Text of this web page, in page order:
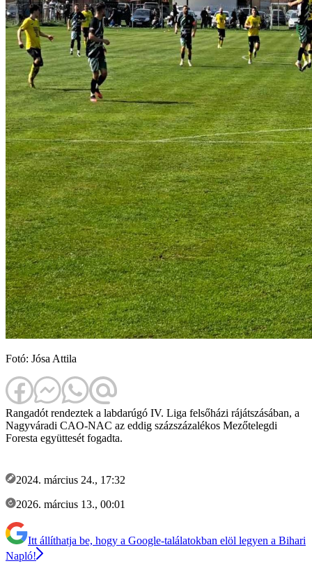
Fotó: Jósa Attila
Rangadót rendeztek a labdarúgó IV. Liga felsőházi rájátszásában, a
Nagyváradi CAO-NAC az eddig százszázalékos Mezőtelegdi
Foresta együttesét fogadta.
2024. március 24., 17:32
2026. március 13., 00:01
Itt állíthatja be, hogy a Google-találatokban elöl legyen a Bihari
Napló!